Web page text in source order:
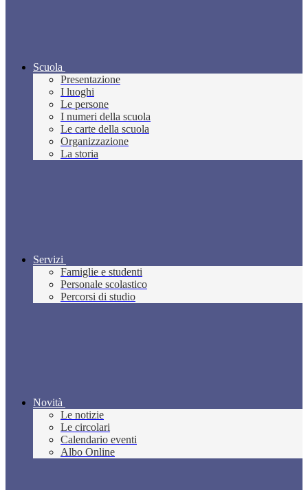
Scuola
Presentazione
I luoghi
Le persone
I numeri della scuola
Le carte della scuola
Organizzazione
La storia
Servizi
Famiglie e studenti
Personale scolastico
Percorsi di studio
Novità
Le notizie
Le circolari
Calendario eventi
Albo Online